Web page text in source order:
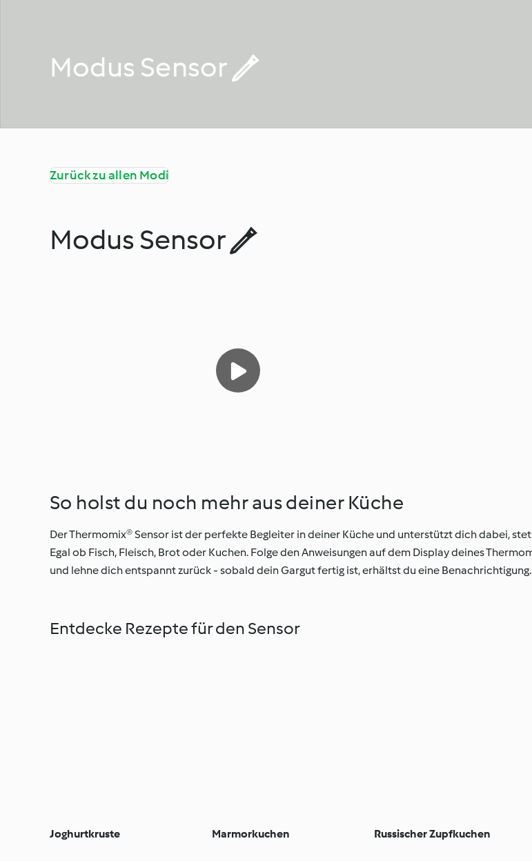
Modus Sensor 
Zurück zu allen Modi
Modus Sensor 
So holst du noch mehr aus deiner Küche
Der Thermomix® Sensor ist der perfekte Begleiter in deiner Küche und unterstützt dich dabei,
Egal ob Fisch, Fleisch, Brot oder Kuchen. Folge den Anweisungen auf dem Display deines
und lehne dich entspannt zurück - sobald dein Gargut fertig ist, erhältst du eine Benachrichtigung.
Entdecke Rezepte für den Sensor
Joghurtkruste Marmorkuchen Russischer Zupfkuchen